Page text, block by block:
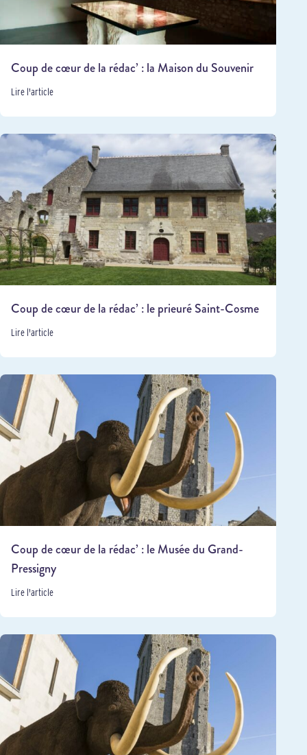
Coup de cœur de la rédac’ : la Maison du Souvenir
Lire l'article
Coup de cœur de la rédac’ : le prieuré Saint-Cosme
Lire l'article
Coup de cœur de la rédac’ : le Musée du Grand-
Pressigny
Lire l'article